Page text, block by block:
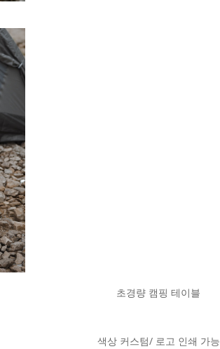
초경량 캠핑 테이블
색상 커스텀/ 로고 인쇄 가능